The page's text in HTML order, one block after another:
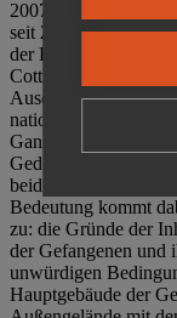
2007 den Verein
seit 2011
der Bautzener Straße
Cottbus ist. Im
Auseinandersetzung
Ganzjährig zeigen
Gedenkstätte
beiden deutschen
Bedeutung kommt
zu: die Gründe der
der Gefangenen und
unwürdigen
Hauptgebäude der